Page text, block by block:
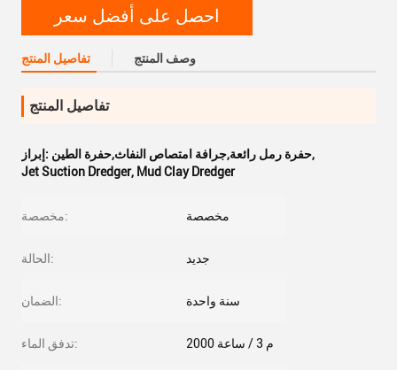
احصل على أفضل سعر
تفاصيل المنتج وصف المنتج
تفاصيل المنتج
إبراز: حفرة رمل رائعة,جرافة امتصاص النفاث,حفرة الطين,
Jet Suction Dredger, Mud Clay Dredger
مخصصة: مخصصة
الحالة: جديد
الضمان: سنة واحدة
تدفق الماء: 2000 م 3 / ساعة